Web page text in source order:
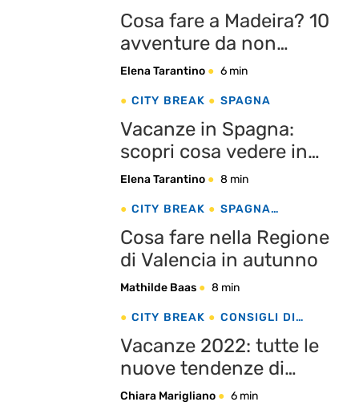
Cosa fare a Madeira? 10
avventure da non
perdere!
Elena Tarantino 6 min
CITY BREAK SPAGNA
Vacanze in Spagna:
scopri cosa vedere in
Catalogna!
Elena Tarantino 8 min
CITY BREAK
SPAGNA
Cosa fare nella Regione
di Valencia in autunno
Mathilde Baas 8 min
CITY BREAK
CONSIGLI DI
Vacanze 2022: tutte le
nuove tendenze di
viaggio secondo
Chiara Marigliano 6 min